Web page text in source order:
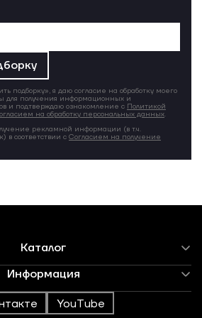
подборку», я даю согласие на обработку моего
для получения информационных и
и подтверждаю ознакомление с Политикой
на обработку персональных данных.
рекламной информации (в т.ч.
в соответствии с Согласием на получение
Каталог
Информация
YouTube